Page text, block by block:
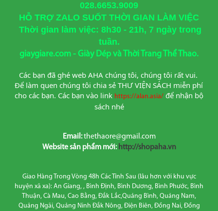
028.6653.9009
HỖ TRỢ ZALO SUỐT THỜI GIAN LÀM VIỆC
Thời gian làm việc: 8h30 - 21h, 7 ngày trong
tuần.
giaygiare.com - Giày Dép và Thời Trang Thể Thao.
Các bạn đã ghé web AHA chúng tôi, chúng tôi rất vui.
Để làm quen chúng tôi chia sẻ THƯ VIỆN SÁCH miễn phí
cho các bạn. Các bạn vào link https://alan.asia/ để nhận bộ
sách nhé
Email:thethaore@gmail.com
Website sản phẩm mới: http://shopaha.vn
Giao Hàng Trong Vòng 48h Các Tỉnh Sau (lâu hơn với khu vực
huyện xã xa): An Giang, , Bình Định, Bình Dương, Bình Phước, Bình
Thuận, Cà Mau, Cao Bằng, Đắk Lắc,Quảng Bình, Quảng Nam,
Quảng Ngãi, Quảng Ninh Đắk Nông, Điện Biên, Đồng Nai, Đồng